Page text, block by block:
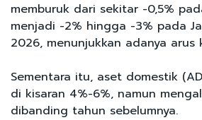
memburuk dari sekitar -0,5%
menjadi -2% hingga -3% pada
2026, menunjukkan adanya arus
Sementara itu, aset domestik
di kisaran 4%-6%, namun
dibanding tahun sebelumnya.